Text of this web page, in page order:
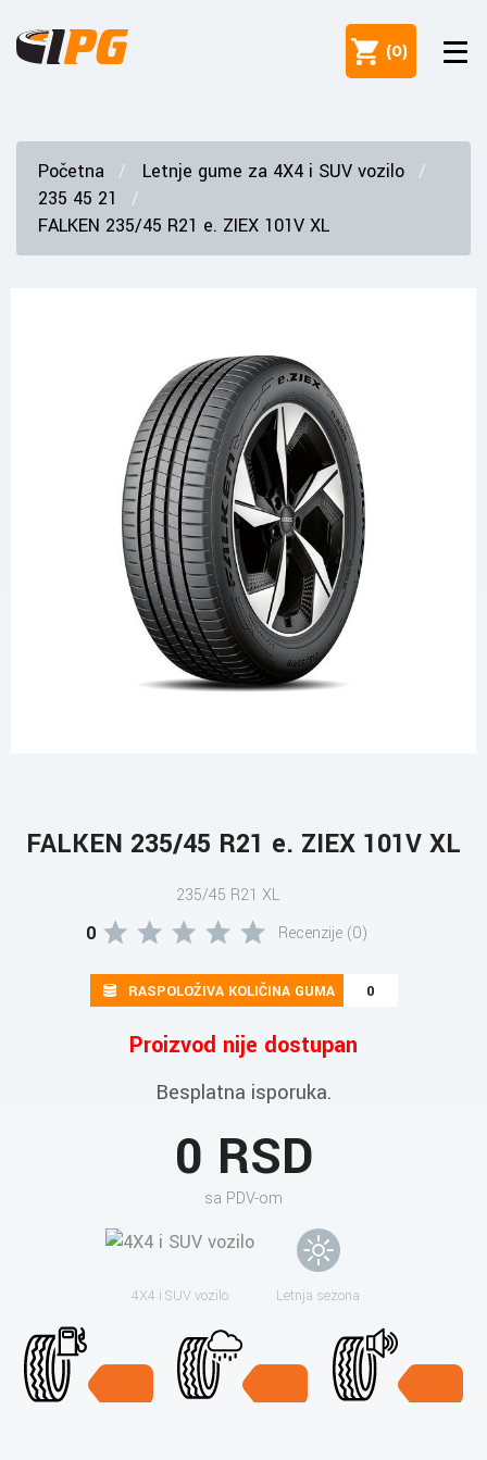
(0)
Početna
Letnje gume za 4X4 i SUV vozilo
235 45 21
FALKEN 235/45 R21 e. ZIEX 101V XL
FALKEN 235/45 R21 e. ZIEX 101V XL
235/45 R21 XL
0 Recenzije (0)
RASPOLOŽIVA KOLIČINA GUMA 0
Proizvod nije dostupan
Besplatna isporuka.
0 RSD
sa PDV-om
4X4 i SUV vozilo Letnja sezona